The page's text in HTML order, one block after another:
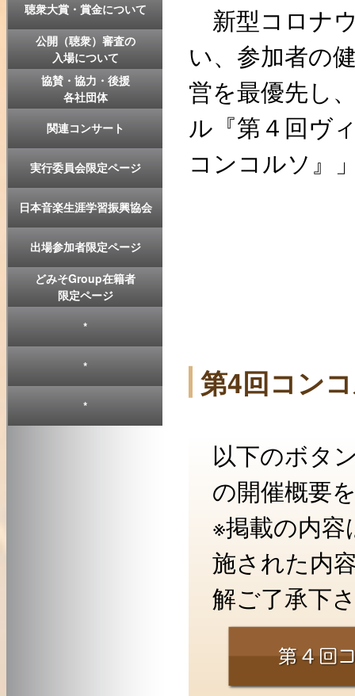
聴衆大賞・賞金について
公開（聴衆）審査の
入場について
協賛・協力・後援
各社団体
関連コンサート
実行委員会限定ページ
日本音楽生涯学習振興協会
出場参加者限定ページ
どみそGroup在籍者
限定ページ
*
*
*
新型コロナ
い、参加者の
営を最優先し
ル『第４回ヴ
コンコルソ』
第4回コン
以下のボタ
の開催概要
※掲載の内
施された内
解ご了承下